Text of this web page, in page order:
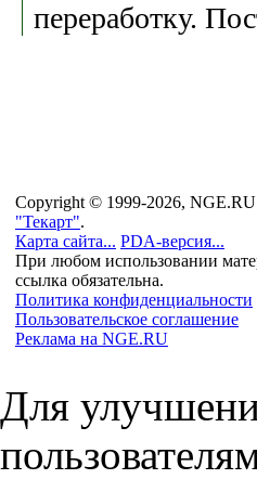
переработку.
Copyright © 1999-2026, NGE.RU
"Текарт".
Карта сайта... PDA-версия...
При любом использовании
ссылка обязательна.
Политика конфиденциальности
Пользовательское соглашение
Реклама на NGE.RU
Для